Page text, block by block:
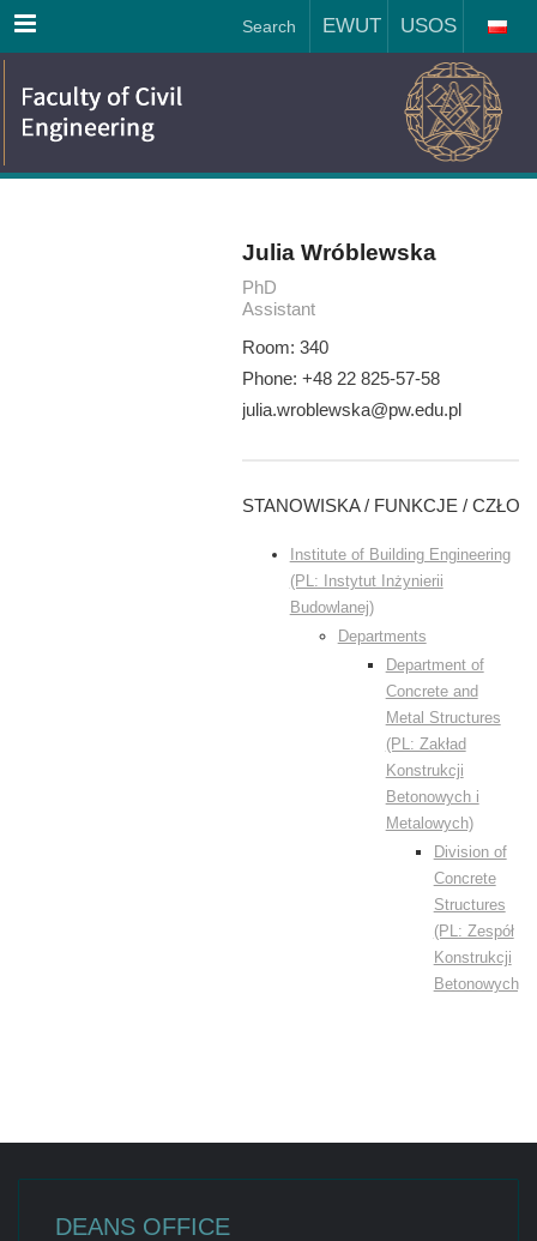
EWUT USOS
Menu Search
Julia Wróblewska
PhD
Assistant
Room: 340
Phone: +48 22 825-57-58
julia.wroblewska@pw.edu.pl
STANOWISKA / FUNKCJE /
Institute of Building Engineering
(PL: Instytut Inżynierii
Budowlanej)
Departments
Department of
Concrete and
Metal Structures
(PL: Zakład
Konstrukcji
Betonowych i
Metalowych)
Division of
Concrete
Structures
(PL: Zespół
Konstrukcji
Betonowych)
DEANS OFFICE